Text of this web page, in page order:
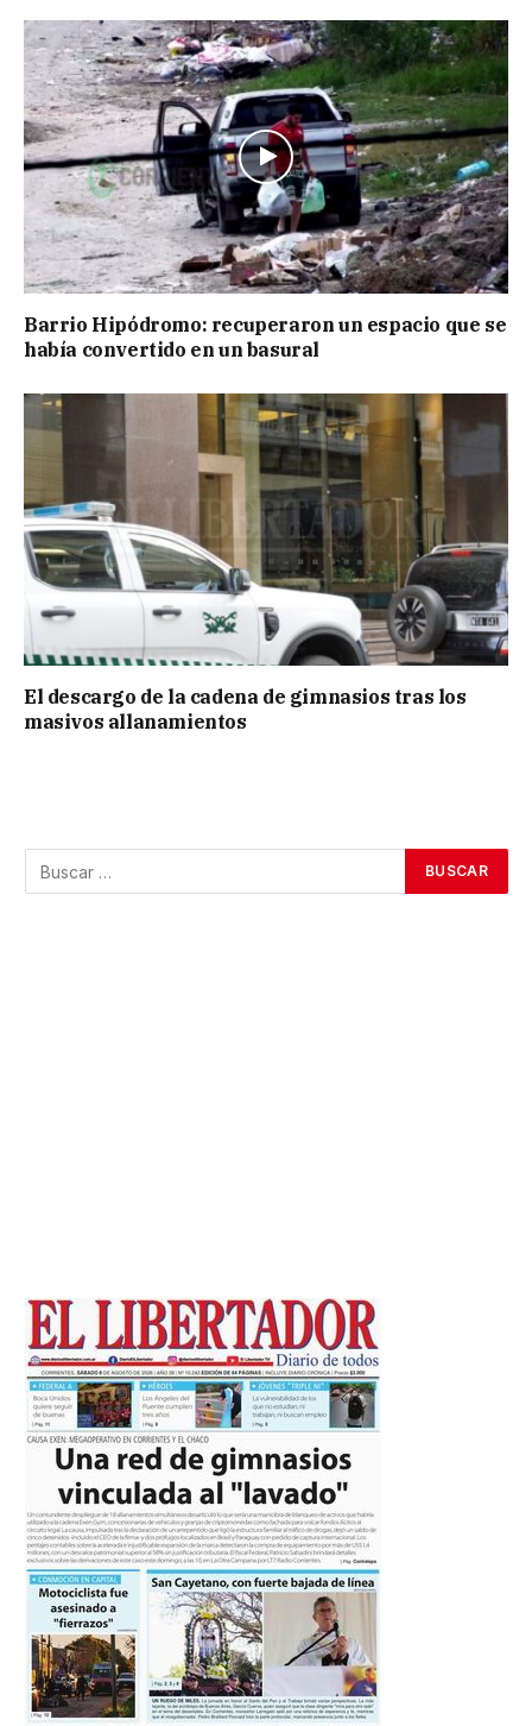
Barrio Hipódromo: recuperaron un espacio que se
había convertido en un basural
El descargo de la cadena de gimnasios tras los
masivos allanamientos